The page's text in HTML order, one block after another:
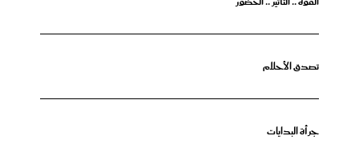
تصدق الأحلام
جرأة البدايات